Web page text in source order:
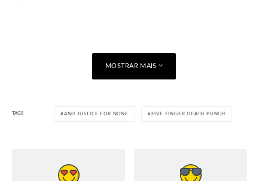
MOSTRAR MAIS
TAGS AND JUSTICE FOR NONE FIVE FINGER DEATH PUNCH